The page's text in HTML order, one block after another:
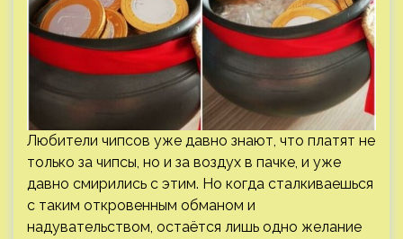
Любители чипсов уже давно знают, что платят не
только за чипсы, но и за воздух в пачке, и уже
давно смирились с этим. Но когда сталкиваешься
с таким откровенным обманом и
надувательством, остаётся лишь одно желание